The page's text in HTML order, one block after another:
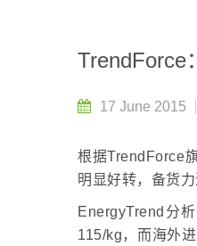
TrendForce
17 June 2015
根据TrendForce
明显好转，备货力
EnergyTrend分
115/kg，而海外